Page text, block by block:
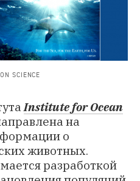
SCIENCE
Institute for Ocean
на
о
животных.
разработкой